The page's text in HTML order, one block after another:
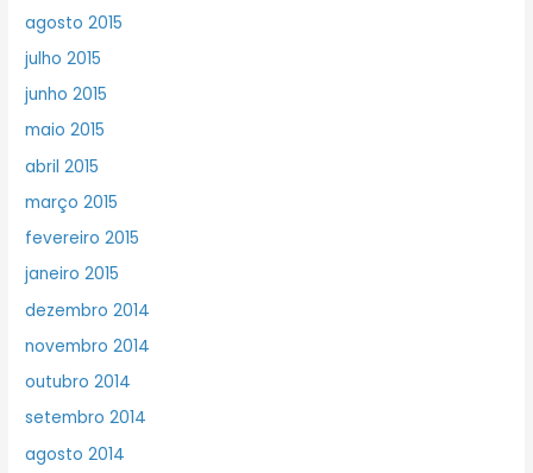
agosto 2015
julho 2015
junho 2015
maio 2015
abril 2015
março 2015
fevereiro 2015
janeiro 2015
dezembro 2014
novembro 2014
outubro 2014
setembro 2014
agosto 2014